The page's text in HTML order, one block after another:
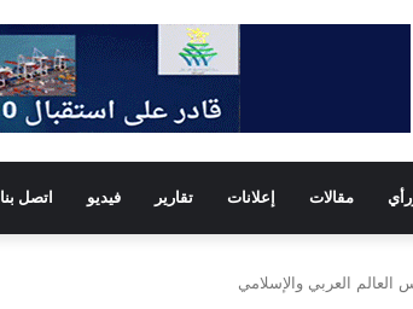
مقالات إعلانات تقارير فيديو اتصل بنا
العالم العربي والإسلامي